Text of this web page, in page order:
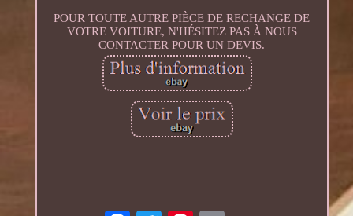
POUR TOUTE AUTRE PIÈCE DE RECHANGE DE
VOTRE VOITURE, N'HÉSITEZ PAS À NOUS
CONTACTER POUR UN DEVIS.